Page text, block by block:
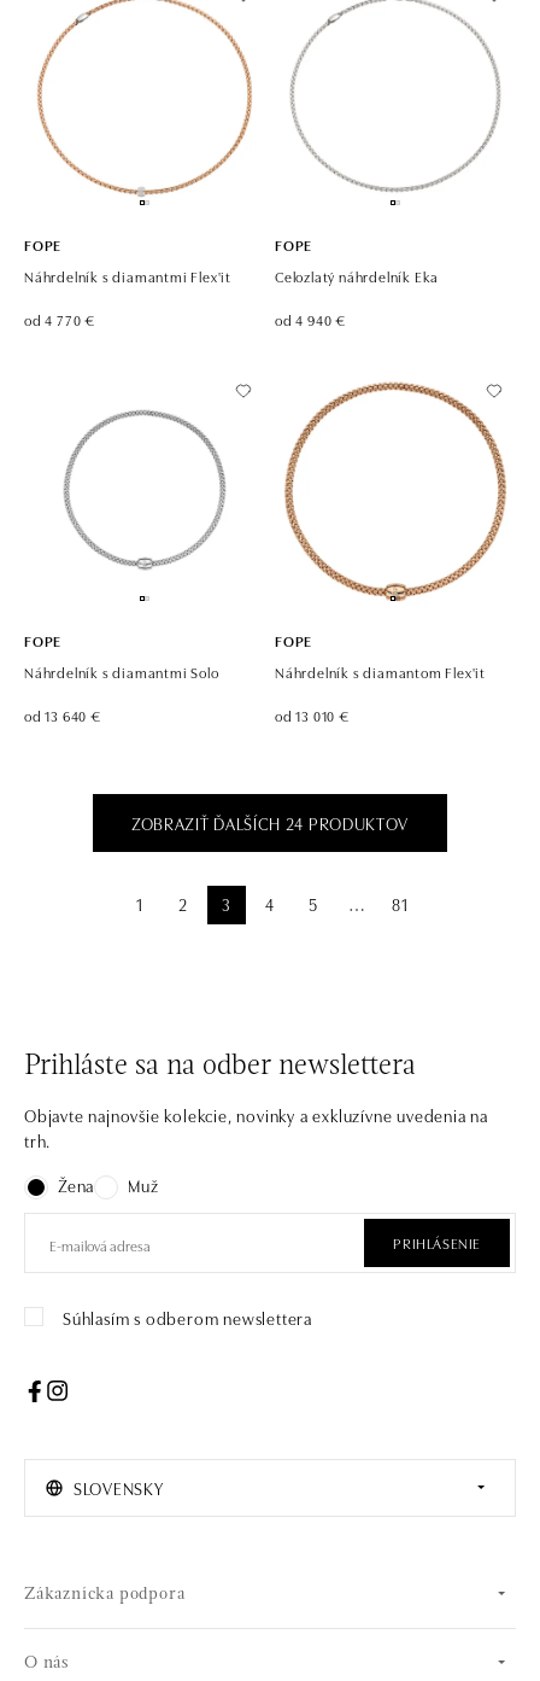
FOPE
Náhrdelník s diamantmi Flex'it
od 4 770 €
FOPE
Celozlatý náhrdelník Eka
od 4 940 €
FOPE
Náhrdelník s diamantmi Solo
od 13 640 €
FOPE
Náhrdelník s diamantom Flex'it
od 13 010 €
ZOBRAZIŤ ĎALŠÍCH 24 PRODUKTOV
1 2 3 4 5 ⋯ 81
Prihláste sa na odber newslettera
Objavte najnovšie kolekcie, novinky a exkluzívne uvedenia na
trh.
Žena
Muž
PRIHLÁSENIE
Súhlasím s odberom newslettera
SLOVENSKY
Zákaznícka podpora
O nás